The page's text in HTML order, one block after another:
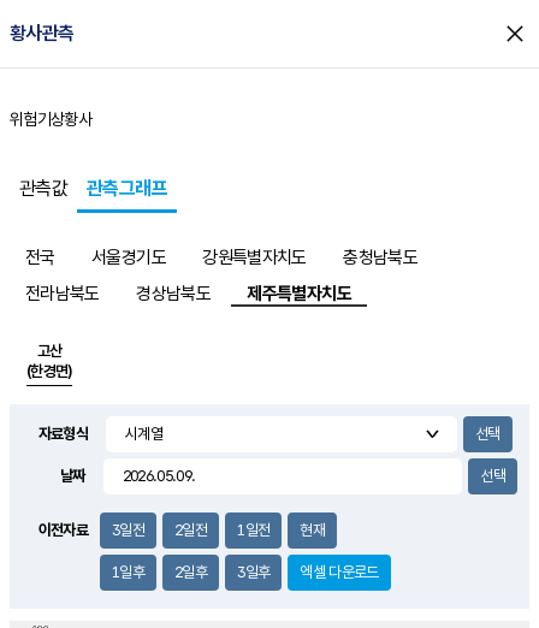
황사관측 close
홈
위험기상황사
관측값 관측그래프
전국 서울경기도 강원특별자치도
충청남북도
전라남북도
경상남북도 제주특별자치도
고산
(한경면)
자료형식
날짜
이전자료 3일전 2일전 1일전 현재
1일후 2일후 3일후 엑셀 다운로드